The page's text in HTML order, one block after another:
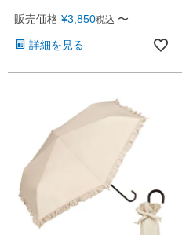
販売価格 ¥3,850税込 〜
詳細を見る